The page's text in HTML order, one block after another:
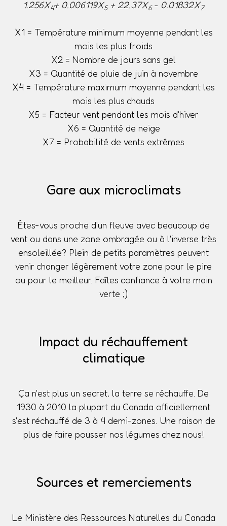
1.256X4+ 0.006119X5+ 22.37X6- 0.01832X7
X1 = Température minimum moyenne pendant les
mois les plus froids
X2 = Nombre de jours sans gel
X3 = Quantité de pluie de juin à novembre
X4 = Température maximum moyenne pendant les
mois les plus chauds
X5 = Facteur vent pendant les mois d'hiver
X6 = Quantité de neige
X7 = Probabilité de vents extrêmes
Gare aux microclimats
Êtes-vous proche d'un fleuve avec beaucoup de
vent ou dans une zone ombragée ou à l'inverse très
ensoleillée? Plein de petits paramètres peuvent
venir changer légèrement votre zone pour le pire
ou pour le meilleur. Faîtes confiance à votre main
verte ;)
Impact du réchauffement
climatique
Ça n'est plus un secret, la terre se réchauffe. De
1930 à 2010 la plupart du Canada officiellement
s'est réchauffé de 3 à 4 demi-zones. Une raison de
plus de faire pousser nos légumes chez nous!
Sources et remerciements
Le Ministère des Ressources Naturelles du Canada